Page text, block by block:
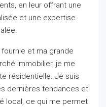
en leur offrant une
et une expertise
et ma grande
immobilier, je me
résidentielle. Je suis
dernières tendances et
local, ce qui me permet